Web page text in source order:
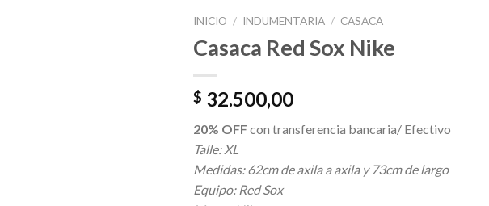
INICIO / INDUMENTARIA / CASACA
Casaca Red Sox Nike
$ 32.500,00
20% OFFcon transferencia bancaria/ Efectivo
Talle: XL
Medidas: 62cm de axila a axila y 73cm de largo
Equipo: Red Sox